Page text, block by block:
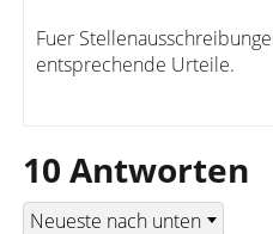
Fuer
entsprechende Urteile.
10 Antworten